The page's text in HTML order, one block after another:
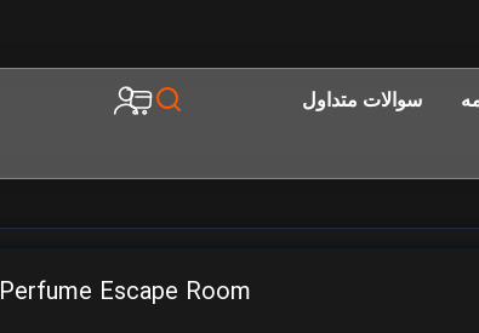
سوالات متداول
Perfume Escape Room